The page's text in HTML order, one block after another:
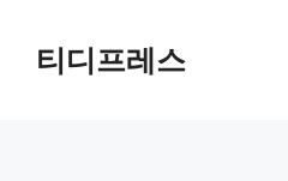
티디프레스